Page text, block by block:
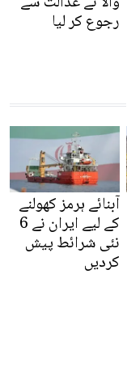
رجوع کر لیا
آبنائے ہرمز کھولنے
کے لیے ایران نے 6
نئی شرائط پیش
کردیں